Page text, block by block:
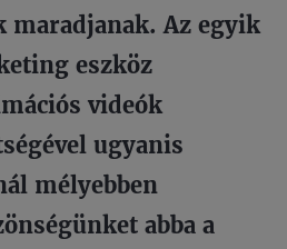
maradjanak. Az egyik
eszköz
videók
ugyanis
mélyebben
abba a